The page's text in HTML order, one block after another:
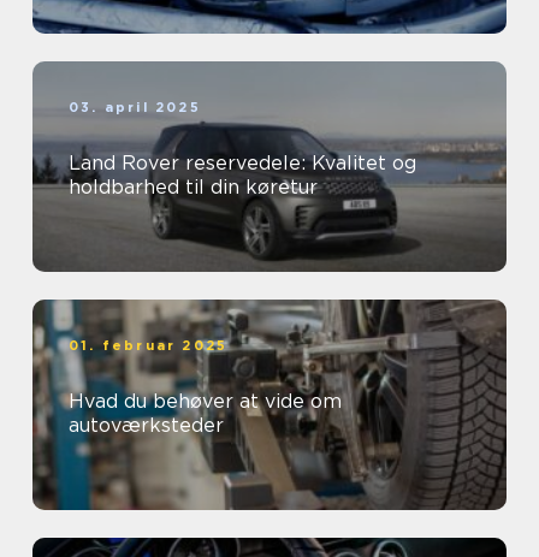
03. april 2025
Land Rover reservedele: Kvalitet og
holdbarhed til din køretur
01. februar 2025
Hvad du behøver at vide om
autoværksteder